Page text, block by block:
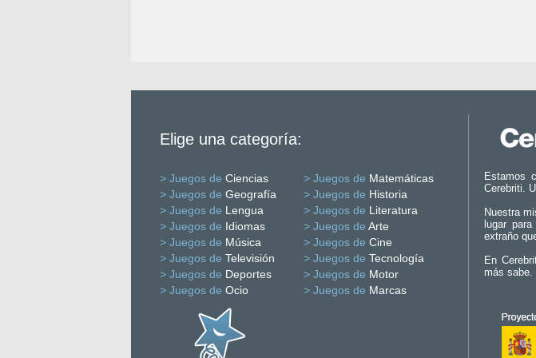
Elige una categoría:
> Juegos de Ciencias > Juegos de Matemáticas
> Juegos de Geografía > Juegos de Historia
> Juegos de Lengua > Juegos de Literatura
> Juegos de Idiomas > Juegos de Arte
> Juegos de Música > Juegos de Cine
> Juegos de Televisión > Juegos de Tecnología
> Juegos de Deportes > Juegos de Motor
> Juegos de Ocio > Juegos de Marcas
Estamos
Cerebriti.
Nuestra
lugar
extraño
En
más sabe.